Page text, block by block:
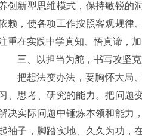
创新型思维模式，保持敏锐的
赖，使各项工作按照客观规律
重在实践中学真知、悟真谛，
三、以担当为舵，书写攻坚
把想法变办法，要胸怀大局
、思考、研究的能力。把问题
决实际问题中锤炼本领和能力
袖子，脚踏实地、久久为功，